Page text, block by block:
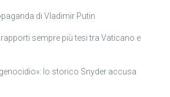
di Vladimir Putin
rapporti sempre più tesi tra Vaticano e
lo storico Snyder accusa